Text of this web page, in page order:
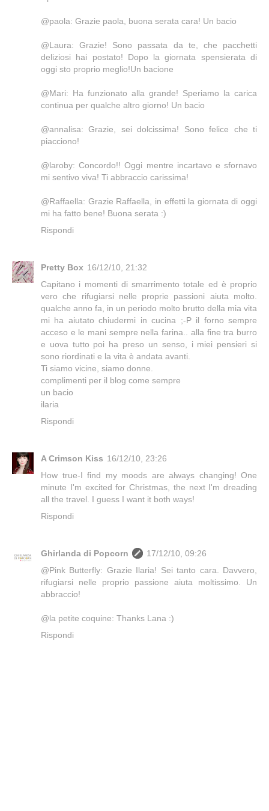
@paola: Grazie paola, buona serata cara! Un bacio
@Laura: Grazie! Sono passata da te, che pacchetti
deliziosi hai postato! Dopo la giornata spensierata di
oggi sto proprio meglio!Un bacione
@Mari: Ha funzionato alla grande! Speriamo la carica
continua per qualche altro giorno! Un bacio
@annalisa: Grazie, sei dolcissima! Sono felice che ti
piacciono!
@laroby: Concordo!! Oggi mentre incartavo e sfornavo
mi sentivo viva! Ti abbraccio carissima!
@Raffaella: Grazie Raffaella, in effetti la giornata di oggi
mi ha fatto bene! Buona serata :)
Rispondi
Pretty Box 16/12/10, 21:32
Capitano i momenti di smarrimento totale ed è proprio
vero che rifugiarsi nelle proprie passioni aiuta molto.
qualche anno fa, in un periodo molto brutto della mia vita
mi ha aiutato chiudermi in cucina ;-P il forno sempre
acceso e le mani sempre nella farina.. alla fine tra burro
e uova tutto poi ha preso un senso, i miei pensieri si
sono riordinati e la vita è andata avanti.
Ti siamo vicine, siamo donne.
complimenti per il blog come sempre
un bacio
ilaria
Rispondi
A Crimson Kiss 16/12/10, 23:26
How true-I find my moods are always changing! One
minute I'm excited for Christmas, the next I'm dreading
all the travel. I guess I want it both ways!
Rispondi
Ghirlanda di Popcorn
17/12/10, 09:26
@Pink Butterfly: Grazie Ilaria! Sei tanto cara. Davvero,
rifugiarsi nelle proprio passione aiuta moltissimo. Un
abbraccio!
@la petite coquine: Thanks Lana :)
Rispondi